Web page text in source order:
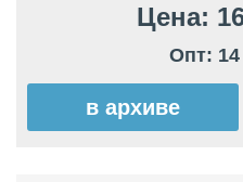
Цена:
Опт: 14
в архиве